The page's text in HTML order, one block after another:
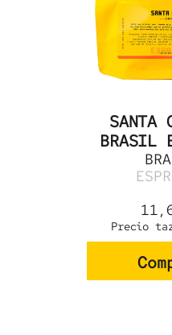
SANTA
BRASIL
Precio